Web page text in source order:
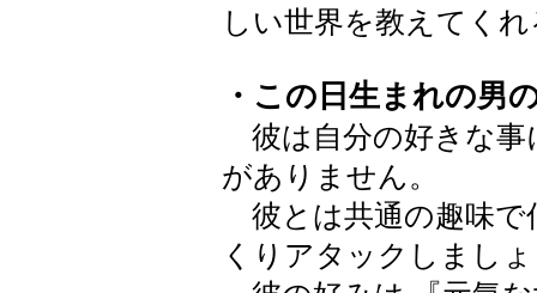
しい世界を教えてく
・この日生まれの男
彼は自分の好きな事
がありません。
彼とは共通の趣味で
くりアタックしまし